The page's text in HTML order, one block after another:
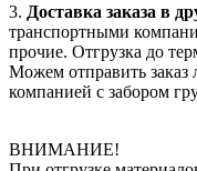
3. Доставка заказа в
транспортными
прочие. Отгрузка до
Можем отправить заказ
компанией с забором
ВНИМАНИЕ!